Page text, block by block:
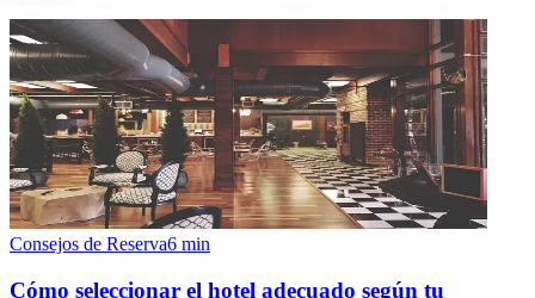
Consejos de Reserva6 min
Cómo seleccionar el hotel adecuado según tu